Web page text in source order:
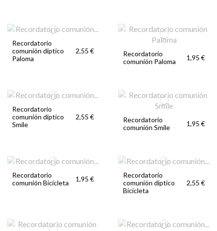
Recordatorio
comunión díptico
Paloma
2,55 €
Recordatorio
comunión Paloma
1,95 €
Recordatorio
comunión díptico
Smile
2,55 €
Recordatorio
comunión Smile
1,95 €
Recordatorio
comunión Bicicleta
1,95 €
Recordatorio
comunión díptico
Bicicleta
2,55 €